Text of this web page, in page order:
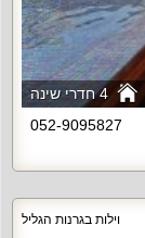
4 חדרי שינה
052-9095827
וילות בגרנות הגליל